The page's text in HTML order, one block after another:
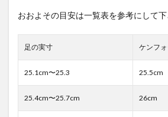
おおよその目安は一覧表を参考にして下
足の実寸 ケンフ
25.1cm〜25.3 25.5cm
25.4cm〜25.7cm 26cm